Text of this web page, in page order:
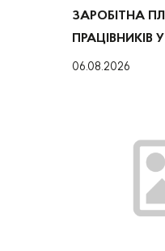
ЗАРОБІТНА
ПРАЦІВНИКІВ
06.08.2026